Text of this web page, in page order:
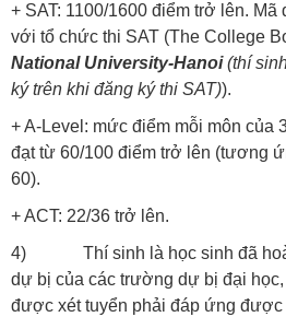
+ SAT: 1100/1600 điểm trở lên. Mã
với tổ chức thi SAT (The College
National University-Hanoi(thí
ký trên khi đăng ký thi SAT)).
+ A-Level: mức điểm mỗi môn của
đạt từ 60/100 điểm trở lên (tương
60).
+ ACT: 22/36 trở lên.
4) Thí sinh là học sinh đã
dự bị của các trường dự bị đại
được xét tuyển phải đáp ứng